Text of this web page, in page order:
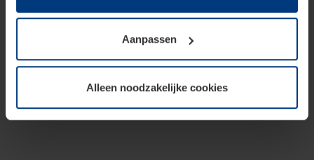
onze pagina's absoluut noodzakelijk is. Voor alle andere
soorten cookies is uw toestemming vereist. Uw
toestemming kunt u op elk moment bij de uitleg van de
wijzigen of herroepen.
Aanpassen
Alleen noodzakelijke cookies